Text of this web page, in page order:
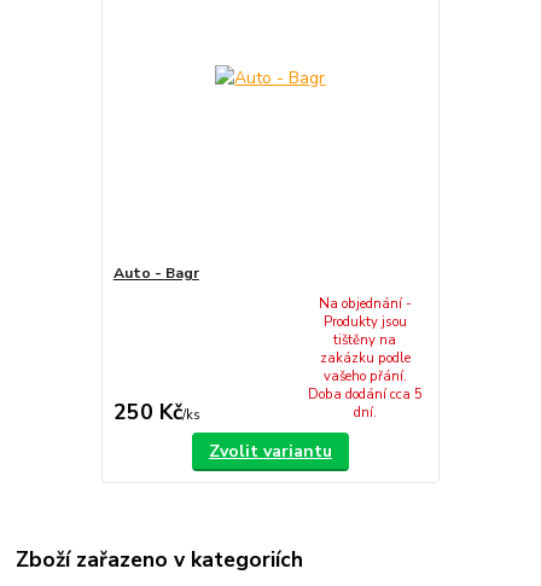
Auto - Bagr
250 Kč/ks
Na objednání -
Produkty jsou
tištěny na
zakázku podle
vašeho přání.
Doba dodání cca 5
dní.
Zvolit variantu
Zboží zařazeno v kategoriích